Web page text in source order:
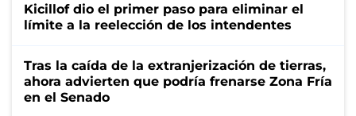
Kicillof dio el primer paso para eliminar el
límite a la reelección de los intendentes
Tras la caída de la extranjerización de tierras,
ahora advierten que podría frenarse Zona Fría
en el Senado